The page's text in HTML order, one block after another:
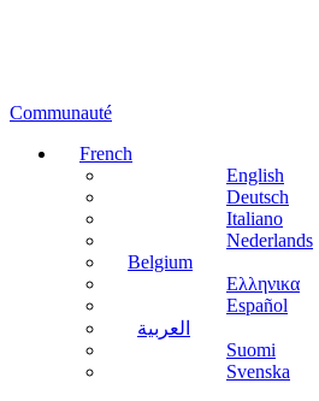
Communauté
French
English
Deutsch
Italiano
Nederlands
Belgium
Ελληνικα
Español
العربية
Suomi
Svenska